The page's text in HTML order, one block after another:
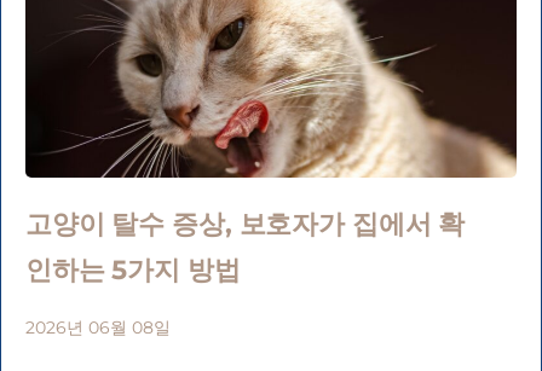
고양이 탈수 증상, 보호자가 집에서 확
인하는 5가지 방법
2026년 06월 08일